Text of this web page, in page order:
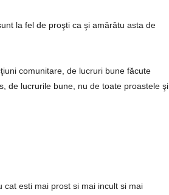
la fel de proşti ca şi amărâtu asta de
comunitare, de lucruri bune făcute
de lucrurile bune, nu de toate proastele şi
cat esti mai prost si mai incult si mai